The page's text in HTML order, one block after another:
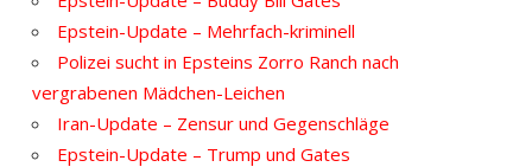
Epstein-Update – Mehrfach-kriminell
Polizei sucht in Epsteins Zorro Ranch nach
vergrabenen Mädchen-Leichen
Iran-Update – Zensur und Gegenschläge
Epstein-Update – Trump und Gates